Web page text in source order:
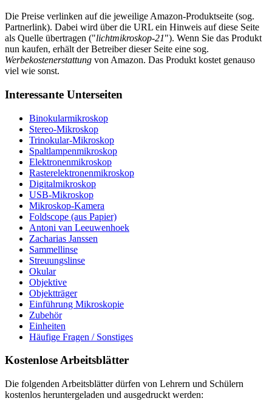
Die Preise verlinken auf die jeweilige Amazon-Produktseite (sog.
Partnerlink). Dabei wird über die URL ein Hinweis auf diese Seite
als Quelle übertragen ("lichtmikroskop-21"). Wenn Sie das Produkt
nun kaufen, erhält der Betreiber dieser Seite eine sog.
Werbekostenerstattung von Amazon. Das Produkt kostet genauso
viel wie sonst.
Interessante Unterseiten
Binokularmikroskop
Stereo-Mikroskop
Trinokular-Mikroskop
Spaltlampenmikroskop
Elektronenmikroskop
Rasterelektronenmikroskop
Digitalmikroskop
USB-Mikroskop
Mikroskop-Kamera
Foldscope (aus Papier)
Antoni van Leeuwenhoek
Zacharias Janssen
Sammellinse
Streuungslinse
Okular
Objektive
Objektträger
Einführung Mikroskopie
Zubehör
Einheiten
Häufige Fragen / Sonstiges
Kostenlose Arbeitsblätter
Die folgenden Arbeitsblätter dürfen von Lehrern und Schülern
kostenlos heruntergeladen und ausgedruckt werden: